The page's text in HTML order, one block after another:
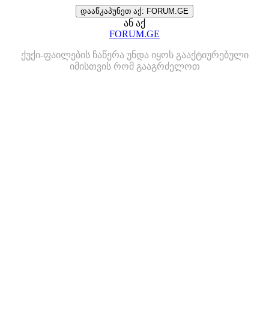
დააწკაპუნეთ აქ: FORUM.GE
ან აქ
FORUM.GE
ქუქი-ფაილების ჩაწერა უნდა იყოს გააქტიურებული
იმისთვის რომ გააგრძელოთ